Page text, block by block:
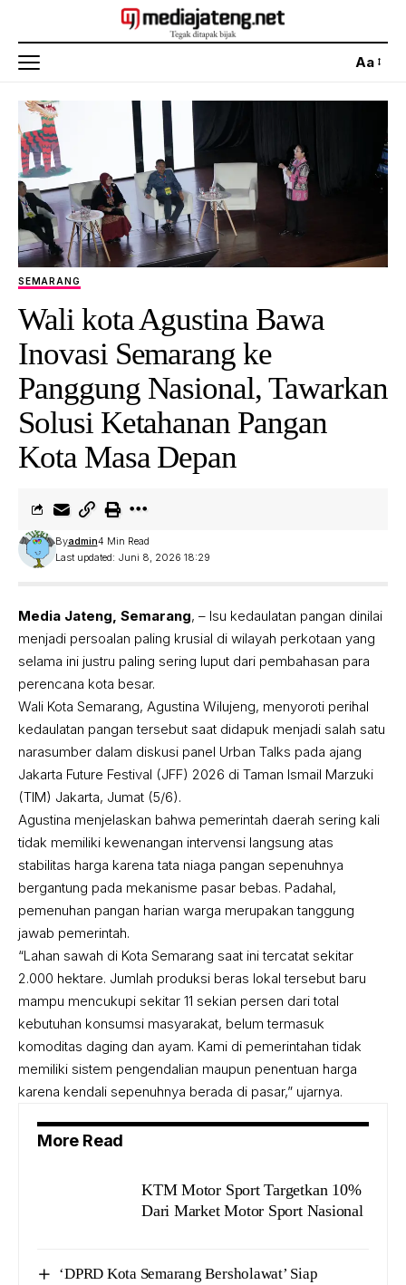
Aa
SEMARANG
Wali kota Agustina Bawa
Inovasi Semarang ke
Panggung Nasional, Tawarkan
Solusi Ketahanan Pangan
Kota Masa Depan
Last updated: Juni 8, 2026 18:29
Byadmin4 Min Read
Media Jateng, Semarang, – Isu kedaulatan pangan dinilai
menjadi persoalan paling krusial di wilayah perkotaan yang
selama ini justru paling sering luput dari pembahasan para
perencana kota besar.
Wali Kota Semarang, Agustina Wilujeng, menyoroti perihal
kedaulatan pangan tersebut saat didapuk menjadi salah satu
narasumber dalam diskusi panel Urban Talks pada ajang
Jakarta Future Festival (JFF) 2026 di Taman Ismail Marzuki
(TIM) Jakarta, Jumat (5/6).
Agustina menjelaskan bahwa pemerintah daerah sering kali
tidak memiliki kewenangan intervensi langsung atas
stabilitas harga karena tata niaga pangan sepenuhnya
bergantung pada mekanisme pasar bebas. Padahal,
pemenuhan pangan harian warga merupakan tanggung
jawab pemerintah.
“Lahan sawah di Kota Semarang saat ini tercatat sekitar
2.000 hektare. Jumlah produksi beras lokal tersebut baru
mampu mencukupi sekitar 11 sekian persen dari total
kebutuhan konsumsi masyarakat, belum termasuk
komoditas daging dan ayam. Kami di pemerintahan tidak
memiliki sistem pengendalian maupun penentuan harga
karena kendali sepenuhnya berada di pasar,” ujarnya.
More Read
KTM Motor Sport Targetkan 10%
Dari Market Motor Sport Nasional
‘DPRD Kota Semarang Bersholawat’ Siap